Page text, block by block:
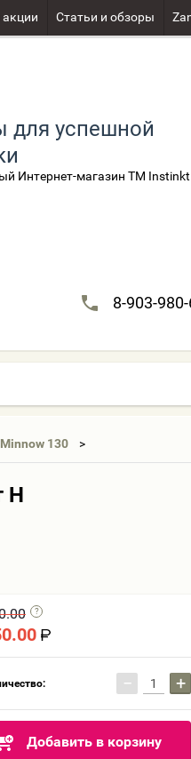
Статьи и обзоры
для успешной
Интернет-магазин TM Instinkt
8-903-
130
H
− +
Добавить в корзину